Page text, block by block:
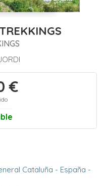
€
Cataluña - España -